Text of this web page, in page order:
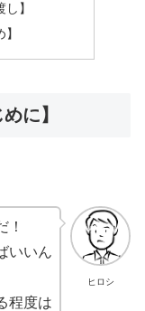
】
に】
ヒロシ
！
いいん
程度は